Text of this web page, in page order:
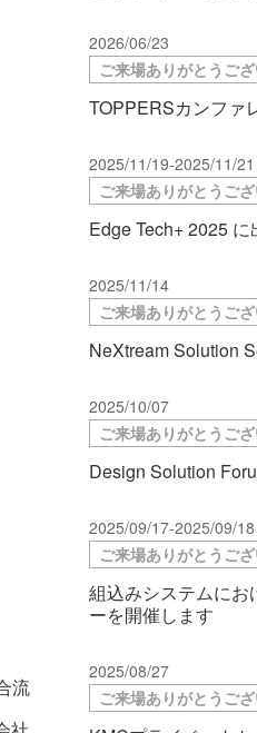
流
2026/06/23
ご来場ありがとうご
TOPPERSカンフ
2025/11/19-2025/11/21
ご来場ありがとうご
Edge Tech+ 2025
2025/11/14
ご来場ありがとうご
NeXtream Solution
2025/10/07
ご来場ありがとうご
Design Solution
2025/09/17-2025/09/18
ご来場ありがとうご
組込みシステムにお
ーを開催します
2025/08/27
ご来場ありがとうご